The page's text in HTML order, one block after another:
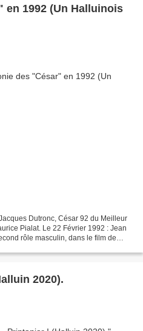
en 1992 (Un Halluinois
César 92 du Meilleur
Pialat. Le 22 Février 1992 : Jean
rôle masculin, dans le film de
2020).